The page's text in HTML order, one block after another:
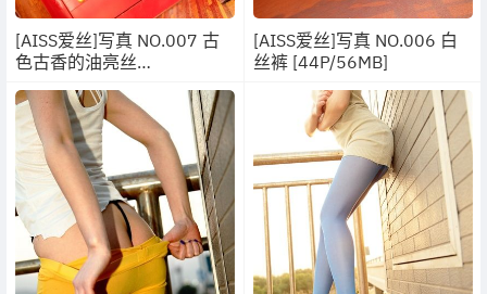
[AISS爱丝]写真 NO.007 古
色古香的油亮丝
[AISS爱丝]写真 NO.006 白
丝裤 [44P/56MB]